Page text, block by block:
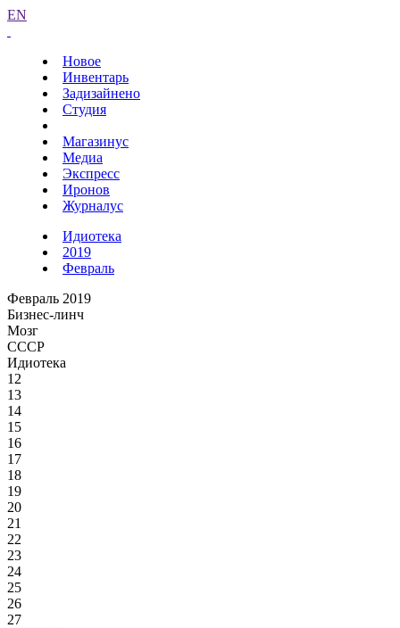
EN
Новое
Инвентарь
Задизайнено
Студия
Магазинус
Медиа
Экспресс
Иронов
Журналус
Идиотека
2019
Февраль
Февраль 2019
Бизнес-линч
Мозг
СССР
Идиотека
12
13
14
15
16
17
18
19
20
21
22
23
24
25
26
27